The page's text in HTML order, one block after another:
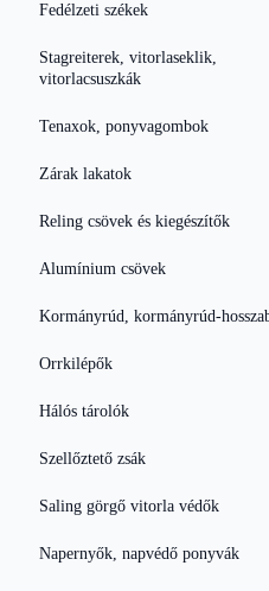
Fedélzeti székek
Stagreiterek, vitorlaseklik,
vitorlacsuszkák
Tenaxok, ponyvagombok
Zárak lakatok
Reling csövek és kiegészítők
Alumínium csövek
Kormányrúd, kormányrúd-
Orrkilépők
Hálós tárolók
Szellőztető zsák
Saling görgő vitorla védők
Napernyők, napvédő ponyvák